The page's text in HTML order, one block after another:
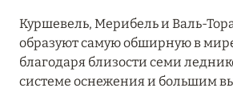
MARCH GRAND ESCAPE:
LA CARTE PREMIUM ПО ОТЕЛЮ
ASTORIA MALDIVES
Подробнее
Куршевель, Мерибель и Валь-
образуют самую обширную в
благодаря близости семи
системе оснежения и большим